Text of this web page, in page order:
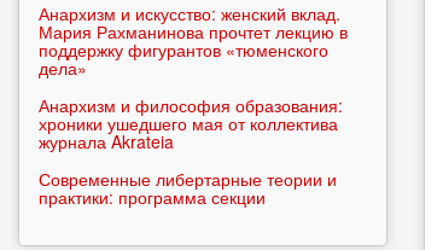
Анархизм и искусство: женский вклад.
Мария Рахманинова прочтет лекцию в
поддержку фигурантов «тюменского
дела»
Анархизм и философия образования:
хроники ушедшего мая от коллектива
журнала Akrateia
Современные либертарные теории и
практики: программа секции